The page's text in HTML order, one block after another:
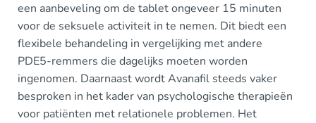
een aanbeveling om de tablet ongeveer 15 minuten
voor de seksuele activiteit in te nemen. Dit biedt een
flexibele behandeling in vergelijking met andere
PDE5-remmers die dagelijks moeten worden
ingenomen. Daarnaast wordt Avanafil steeds vaker
besproken in het kader van psychologische therapieën
voor patiënten met relationele problemen. Het